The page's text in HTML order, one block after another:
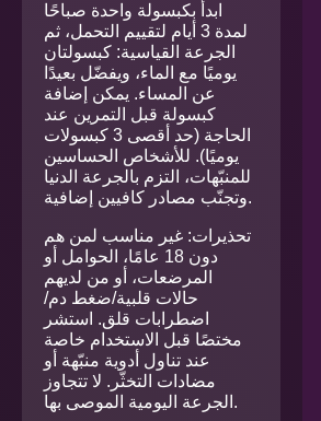
ابدأ بكبسولة واحدة صباحًا
لمدة 3 أيام لتقييم التحمل، ثم
الجرعة القياسية: كبسولتان
يوميًا مع الماء، ويفضّل بعيدًا
عن المساء. يمكن إضافة
كبسولة قبل التمرين عند
الحاجة (حد أقصى 3 كبسولات
يوميًا). للأشخاص الحساسين
للمنبّهات، التزم بالجرعة الدنيا
وتجنّب مصادر كافيين إضافية.
تحذيرات: غير مناسب لمن هم
دون 18 عامًا، الحوامل أو
المرضعات، أو من لديهم
حالات قلبية/ضغط دم/
اضطرابات قلق. استشر
مختصًا قبل الاستخدام خاصة
عند تناول أدوية منبّهة أو
مضادات التخثّر. لا تتجاوز
الجرعة اليومية الموصى بها.